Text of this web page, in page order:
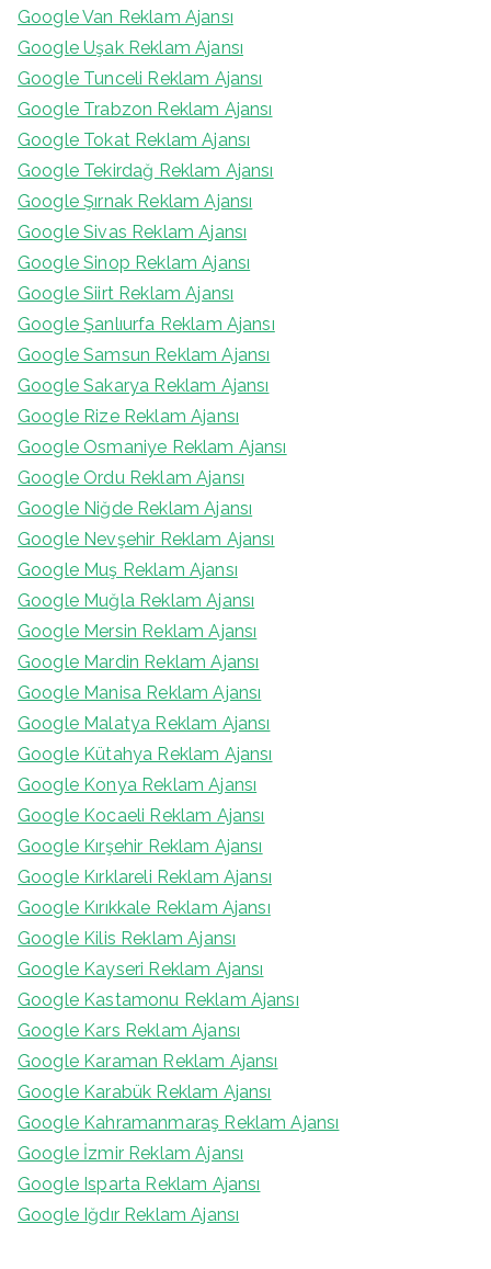
Google Van Reklam Ajansı
Google Uşak Reklam Ajansı
Google Tunceli Reklam Ajansı
Google Trabzon Reklam Ajansı
Google Tokat Reklam Ajansı
Google Tekirdağ Reklam Ajansı
Google Şırnak Reklam Ajansı
Google Sivas Reklam Ajansı
Google Sinop Reklam Ajansı
Google Siirt Reklam Ajansı
Google Şanlıurfa Reklam Ajansı
Google Samsun Reklam Ajansı
Google Sakarya Reklam Ajansı
Google Rize Reklam Ajansı
Google Osmaniye Reklam Ajansı
Google Ordu Reklam Ajansı
Google Niğde Reklam Ajansı
Google Nevşehir Reklam Ajansı
Google Muş Reklam Ajansı
Google Muğla Reklam Ajansı
Google Mersin Reklam Ajansı
Google Mardin Reklam Ajansı
Google Manisa Reklam Ajansı
Google Malatya Reklam Ajansı
Google Kütahya Reklam Ajansı
Google Konya Reklam Ajansı
Google Kocaeli Reklam Ajansı
Google Kırşehir Reklam Ajansı
Google Kırklareli Reklam Ajansı
Google Kırıkkale Reklam Ajansı
Google Kilis Reklam Ajansı
Google Kayseri Reklam Ajansı
Google Kastamonu Reklam Ajansı
Google Kars Reklam Ajansı
Google Karaman Reklam Ajansı
Google Karabük Reklam Ajansı
Google Kahramanmaraş Reklam Ajansı
Google İzmir Reklam Ajansı
Google Isparta Reklam Ajansı
Google Iğdır Reklam Ajansı